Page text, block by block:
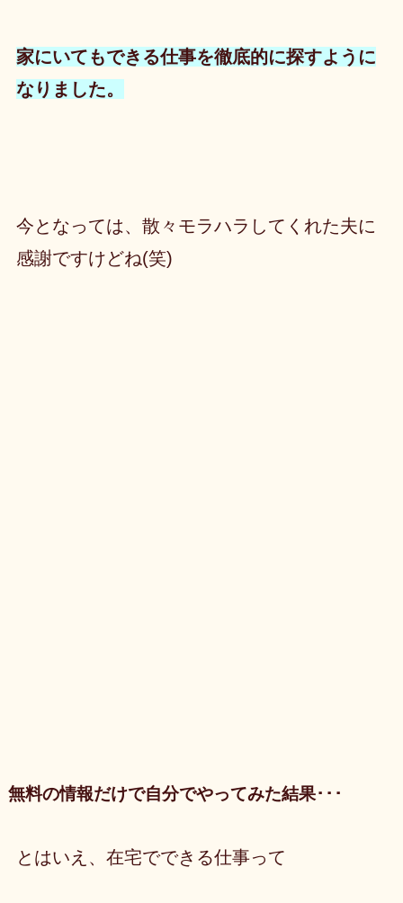
家にいてもできる仕事を徹底的に探すように
なりました。
今となっては、散々モラハラしてくれた夫に
感謝ですけどね(笑)
無料の情報だけで自分でやってみた結果･･･
とはいえ、在宅でできる仕事って